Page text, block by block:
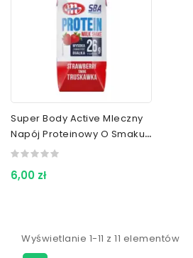
Super Body Active Mleczny
Napój Proteinowy O Smaku
Truskawkowym 350 G
6,00 zł
Wyświetlanie 1-11 z 11 elementów